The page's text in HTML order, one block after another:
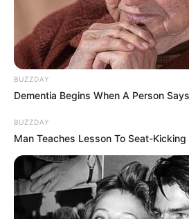
BUZZDAY
Dementia Begins When A Person
BUZZDAY
Man Teaches Lesson To Seat-